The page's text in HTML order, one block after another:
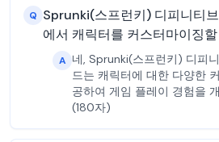
Q Sprunki(스프런키) 디피니티
에서 캐릭터를 커스터마이징
A 네, Sprunki(스프런키) 디피
드는 캐릭터에 대한 다양한
공하여 게임 플레이 경험을
(180자)